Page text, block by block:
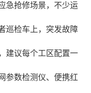
急抢修场景，不少运
巡检车上，突发故障
建议每个工区配置一
参数检测仪、便携红